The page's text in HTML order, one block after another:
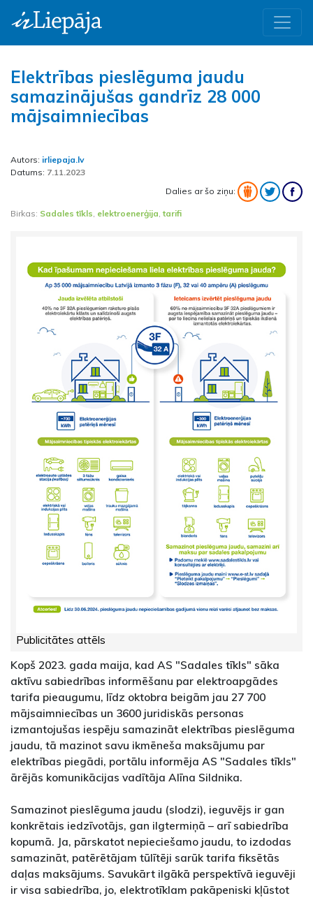
Elektrības pieslēguma jaudu
samazinājušas gandrīz 28 000
mājsaimniecības
Autors: irliepaja.lv
Datums: 7.11.2023
Dalies ar šo ziņu:
Birkas: Sadales tīkls elektroenerģija ,tarifi
Publicitātes attēls
Kopš 2023. gada maija, kad AS "Sadales tīkls" sāka
aktīvu sabiedrības informēšanu par elektroapgādes
tarifa pieaugumu, līdz oktobra beigām jau 27 700
mājsaimniecības un 3600 juridiskās personas
izmantojušas iespēju samazināt elektrības pieslēguma
jaudu, tā mazinot savu ikmēneša maksājumu par
elektrības piegādi, portālu informēja AS "Sadales tīkls"
ārējās komunikācijas vadītāja Alīna Sildnika.
Samazinot pieslēguma jaudu (slodzi), ieguvējs ir gan
konkrētais iedzīvotājs, gan ilgtermiņā – arī sabiedrība
kopumā. Ja, pārskatot nepieciešamo jaudu, to izdodas
samazināt, patērētājam tūlītēji sarūk tarifa fiksētās
daļas maksājums. Savukārt ilgākā perspektīvā ieguvēji
ir visa sabiedrība, jo, elektrotīklam pakāpeniski kļūstot